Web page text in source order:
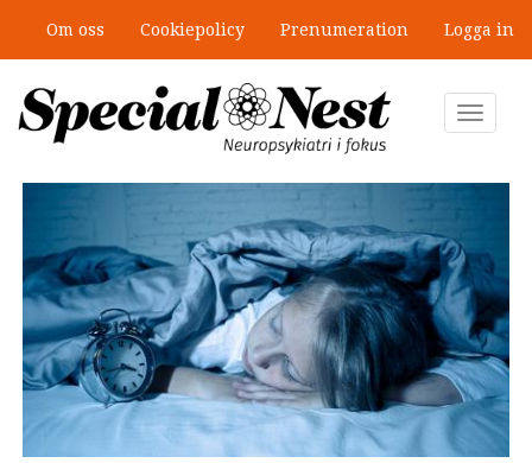
huvudinnehåll
Om oss Cookiepolicy Prenumeration Logga in
Toggle